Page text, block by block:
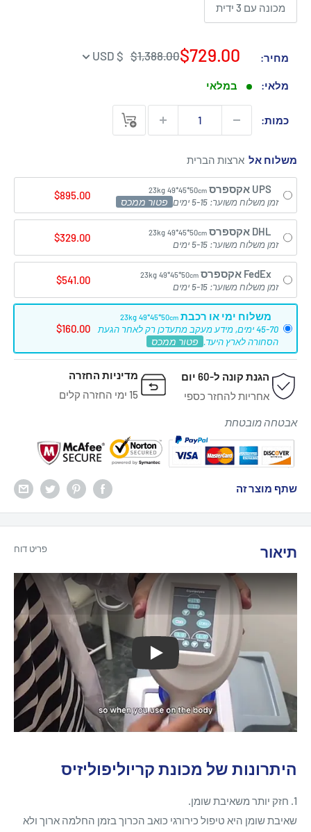
מכונה עם 3 ידית
מחיר:
מחיר
$729.00מחיר
$1,388.00
$ USD
מלאי: במלאי
כמות:
משלוח אל
UPS אקספרס 23kg 49*45*50cm
זמן משלוח משוער: 5-15 ימים פטור ממכס
$895.00
DHL אקספרס 23kg 49*45*50cm
זמן משלוח משוער: 5-15 ימים
$329.00
FedEx אקספרס 23kg 49*45*50cm
זמן משלוח משוער: 5-15 ימים
$541.00
משלוח ימי או רכבת 23kg 49*45*50cm
45-70 ימים, מידע מעקב מתעדכן רק לאחר הגעת
הסחורה לארץ היעד. פטור ממכס
$160.00
הגנת קונה ל-60 יום
אחריות להחזר כספי
מדיניות החזרה
15 ימי החזרה קלים
אבטחה מובטחת
שתף מוצר זה
תיאור פריט דוח
לְשַׂחֵק
היתרונות של מכונת קריוליפוליזיס
1. חזק יותר משאיבת שומן.
שאיבת שומן היא טיפול כירורגי כואב הכרוך בזמן החלמה ארוך ולא